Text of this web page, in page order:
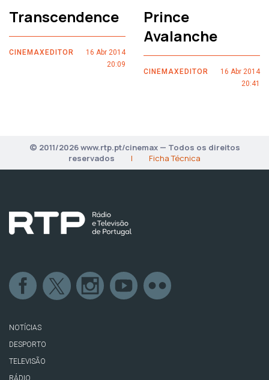
Transcendence
CINEMAXEDITOR
16 Abr 2014
20:09
Prince
Avalanche
CINEMAXEDITOR
16 Abr 2014
20:41
© 2011/2026 www.rtp.pt/cinemax — Todos os direitos
reservados
| Ficha Técnica
NOTÍCIAS
DESPORTO
TELEVISÃO
RÁDIO